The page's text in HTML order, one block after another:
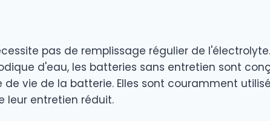
pas de remplissage régulier de
d'eau, les batteries sans entretien sont
vie de la batterie. Elles sont couramment
leur entretien réduit.